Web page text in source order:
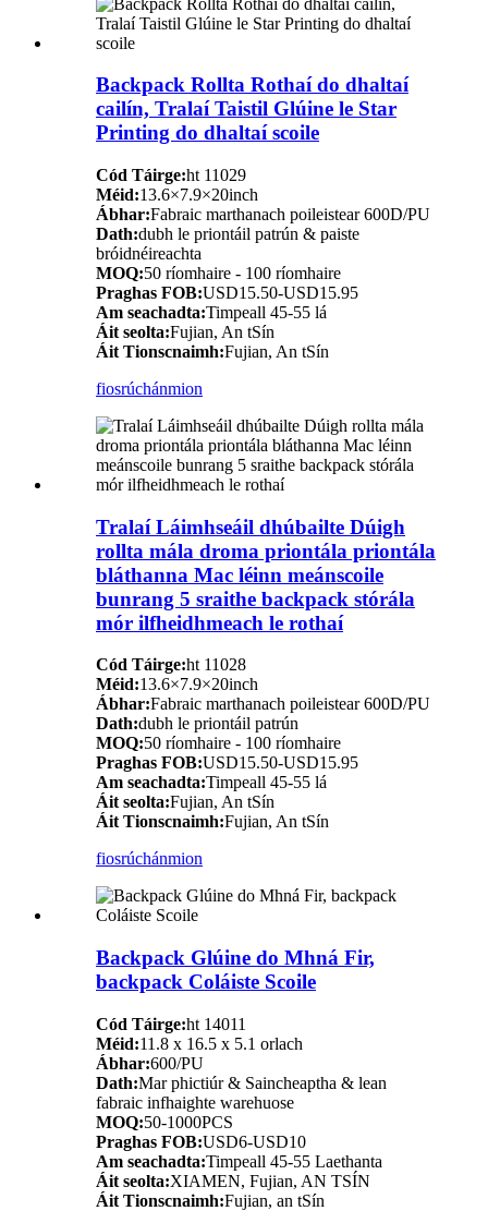
Backpack Rollta Rothaí do dhaltaí
cailín, Tralaí Taistil Glúine le Star
Printing do dhaltaí scoile
Cód Táirge:ht 11029
Méid:13.6×7.9×20inch
Ábhar:Fabraic marthanach poileistear 600D/PU
Dath:dubh le priontáil patrún & paiste
bróidnéireachta
MOQ:50 ríomhaire - 100 ríomhaire
Praghas FOB:USD15.50-USD15.95
Am seachadta:Timpeall 45-55 lá
Áit seolta:Fujian, An tSín
Áit Tionscnaimh:Fujian, An tSín
fiosrúchánmion
Tralaí Láimhseáil dhúbailte Dúigh
rollta mála droma priontála priontála
bláthanna Mac léinn meánscoile
bunrang 5 sraithe backpack stórála
mór ilfheidhmeach le rothaí
Cód Táirge:ht 11028
Méid:13.6×7.9×20inch
Ábhar:Fabraic marthanach poileistear 600D/PU
Dath:dubh le priontáil patrún
MOQ:50 ríomhaire - 100 ríomhaire
Praghas FOB:USD15.50-USD15.95
Am seachadta:Timpeall 45-55 lá
Áit seolta:Fujian, An tSín
Áit Tionscnaimh:Fujian, An tSín
fiosrúchánmion
Backpack Glúine do Mhná Fir,
backpack Coláiste Scoile
Cód Táirge:ht 14011
Méid:11.8 x 16.5 x 5.1 orlach
Ábhar:600/PU
Dath:Mar phictiúr & Saincheaptha & lean
fabraic infhaighte warehuose
MOQ:50-1000PCS
Praghas FOB:USD6-USD10
Am seachadta:Timpeall 45-55 Laethanta
Áit seolta:XIAMEN, Fujian, AN TSÍN
Áit Tionscnaimh:Fujian, an tSín